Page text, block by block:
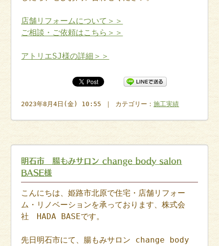
店舗リフォームについて＞＞
ご相談・ご依頼はこちら＞＞
アトリエSJ様の詳細＞＞
2023年8月4日(金) 10:55 ｜ カテゴリー：施工実績
明石市 腸もみサロン change body salon
BASE様
こんにちは、姫路市北原で住宅・店舗リフォー
ム・リノベーションを承っております、株式会
社 HADA BASEです。
先日明石市にて、腸もみサロン change body